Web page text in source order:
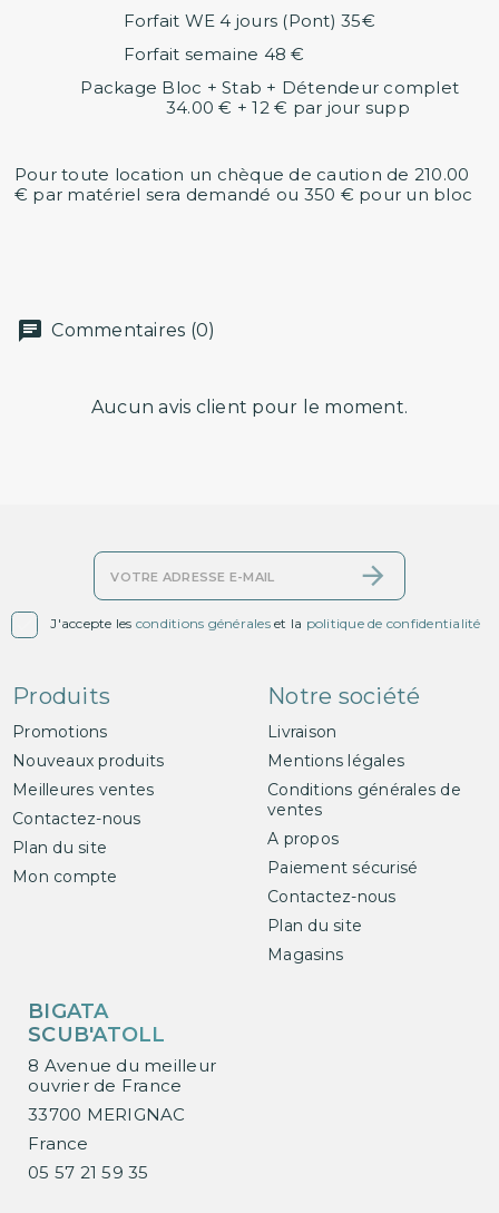
Forfait WE 4 jours (Pont) 35€
Forfait semaine 48 €
Package Bloc + Stab + Détendeur complet
34.00 € + 12 € par jour supp
Pour toute location un chèque de caution de 210.00
€ par matériel sera demandé ou 350 € pour un bloc
Commentaires (0)
Aucun avis client pour le moment.
J'accepte les conditions généraleset la politique de confidentialité
Produits
Promotions
Nouveaux produits
Meilleures ventes
Contactez-nous
Plan du site
Mon compte
Notre société
Livraison
Mentions légales
Conditions générales de
ventes
A propos
Paiement sécurisé
Contactez-nous
Plan du site
Magasins
BIGATA
SCUB'ATOLL
8 Avenue du meilleur
ouvrier de France
33700 MERIGNAC
France
05 57 21 59 35